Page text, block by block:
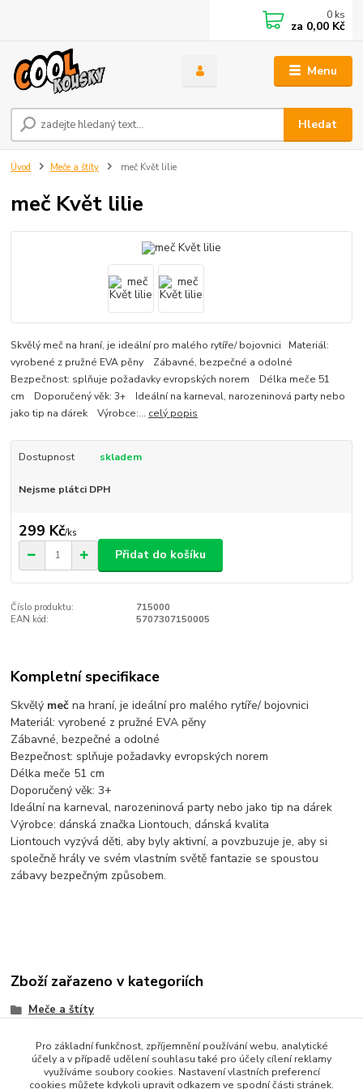
Menu
Hledat
0 ks
za 0,00 Kč
Úvod Meče a štíty meč Květ lilie
meč Květ lilie
Skvělý meč na hraní, je ideální pro malého rytíře/ bojovnici Materiál:
vyrobené z pružné EVA pěny Zábavné, bezpečné a odolné
Bezpečnost: splňuje požadavky evropských norem Délka meče 51
cm Doporučený věk: 3+ Ideální na karneval, narozeninová party nebo
jako tip na dárek Výrobce:... celý popis
Dostupnost skladem
Nejsme plátci DPH
299 Kč/ks
Přidat do košíku
Číslo produktu:
715000
EAN kód:
5707307150005
Kompletní specifikace
Skvělý meč na hraní, je ideální pro malého rytíře/ bojovnici
Materiál: vyrobené z pružné EVA pěny
Zábavné, bezpečné a odolné
Bezpečnost: splňuje požadavky evropských norem
Délka meče 51 cm
Doporučený věk: 3+
Ideální na karneval, narozeninová party nebo jako tip na dárek
Výrobce: dánská značka Liontouch, dánská kvalita
Liontouch vyzývá děti, aby byly aktivní, a povzbuzuje je, aby si
společně hrály ve svém vlastním světě fantazie se spoustou
zábavy bezpečným způsobem.
Zboží zařazeno v kategoriích
Meče a štíty
Pro základní funkčnost, zpříjemnění používání webu, analytické
účely a v případě udělení souhlasu také pro účely cílení reklamy
využíváme soubory cookies. Nastavení vlastních preferencí
cookies můžete kdykoli upravit odkazem ve spodní části stránek.